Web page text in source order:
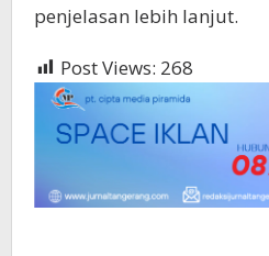
penjelasan lebih lanjut.
Post Views: 268